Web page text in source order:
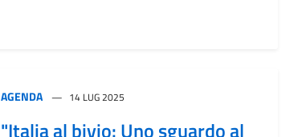
AGENDA 14 LUG 2025
"Italia al bivio: Uno sguardo al